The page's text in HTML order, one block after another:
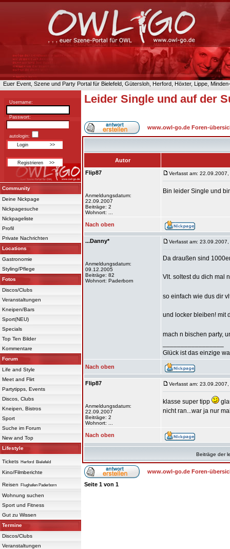
Euer Event, Szene und Party Portal für Bielefeld, Gütersloh, Herford, Höxter, Lippe,
Username:
Passwort:
autologin:
Community
Deine Nickpage
Nickpagesuche
Nickpageliste
Profil
Private Nachrichten
Locations
Gastronomie
Styling/Pflege
Fotos
Discos/Clubs
Veranstaltungen
Kneipen/Bars
Sport(NEU)
Specials
Top Ten Bilder
Kommentare
Forum
Life and Style
Meet and Flirt
Partytipps, Events
Discos, Clubs
Kneipen, Bistros
Sport
Suche im Forum
New and Top
Lifestyle
Tickets Herford Bielefeld
Kino/Filmberichte
Reisen Flughafen Paderborn
Wohnung suchen
Sport und Fitness
Gut zu Wissen
Termine
Discos/Clubs
Veranstaltungen
Leider Single und auf der
www.owl-go.de Foren-
Autor
Flip87
Anmeldungsdatum:
22.09.2007
Beiträge: 2
Wohnort: ...
Verfasst am:
Bin leider Single und
Nach oben
...Danny*
Anmeldungsdatum:
09.12.2005
Beiträge: 82
Wohnort: Paderborn
Verfasst am:
Da draußen sind
Vlt. soltest du dich mal
so einfach wie dus dir
und locker bleiben! mit
mach n bischen party,
Glück ist das einzige
Nach oben
Flip87
Anmeldungsdatum:
22.09.2007
Beiträge: 2
Wohnort: ...
Verfasst am:
klasse super tipp
nicht ran...war ja nur
Nach oben
Beiträge der
www.owl-go.de Foren-
Seite 1 von 1